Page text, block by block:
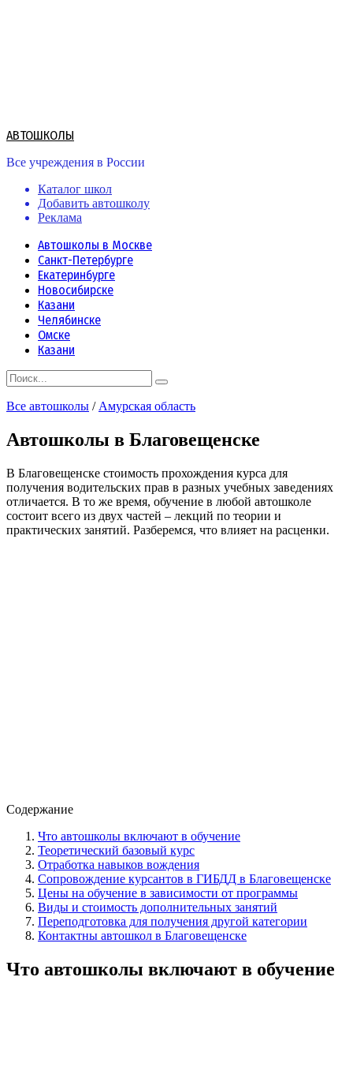
АВТОШКОЛЫ
Все учреждения в России
Каталог школ
Добавить автошколу
Реклама
Автошколы в Москве
Санкт-Петербурге
Екатеринбурге
Новосибирске
Казани
Челябинске
Омске
Казани
Search
for:
Все автошколы / Амурская область
Автошколы в Благовещенске
В Благовещенске стоимость прохождения курса для
получения водительских прав в разных учебных заведениях
отличается. В то же время, обучение в любой автошколе
состоит всего из двух частей – лекций по теории и
практических занятий. Разберемся, что влияет на расценки.
Содержание
Что автошколы включают в обучение
Теоретический базовый курс
Отработка навыков вождения
Сопровождение курсантов в ГИБДД в Благовещенске
Цены на обучение в зависимости от программы
Виды и стоимость дополнительных занятий
Переподготовка для получения другой категории
Контактны автошкол в Благовещенске
Что автошколы включают в обучение